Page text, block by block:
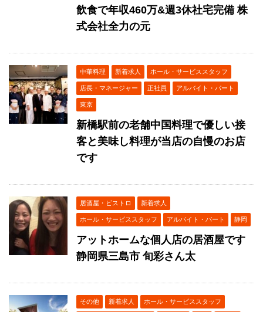
飲食で年収460万&週3休社宅完備 株
式会社全力の元
中華料理 新着求人 ホール・サービススタッフ
店長・マネージャー 正社員 アルバイト・パート
東京
新橋駅前の老舗中国料理で優しい接
客と美味し料理が当店の自慢のお店
です
居酒屋・ビストロ 新着求人
ホール・サービススタッフ アルバイト・パート 静岡
アットホームな個人店の居酒屋です
静岡県三島市 旬彩さん太
その他 新着求人 ホール・サービススタッフ